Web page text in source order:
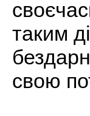
таким
свою